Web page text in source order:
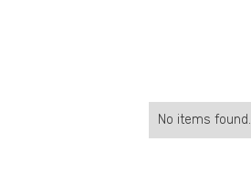
No items found.